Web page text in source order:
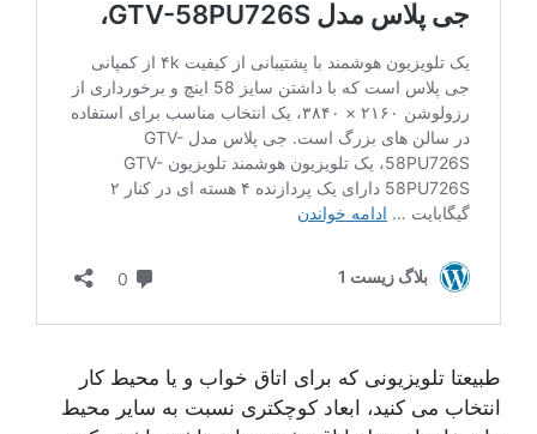
طبیعتا تلویزیونی که برای اتاق خواب و یا محیط کار
انتخاب می کنید، ابعاد کوچکتری نسبت به سایر محیط